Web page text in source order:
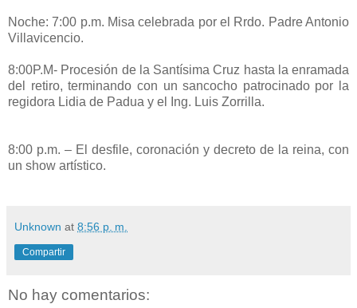
Noche: 7:00 p.m. Misa celebrada por el Rrdo. Padre Antonio
Villavicencio.
8:00P.M- Procesión de la Santísima Cruz hasta la enramada
del retiro, terminando con un sancocho patrocinado por la
regidora Lidia de Padua y el Ing. Luis Zorrilla.
8:00 p.m. – El desfile, coronación y decreto de la reina, con
un show artístico.
Unknown at 8:56 p. m.
Compartir
No hay comentarios: